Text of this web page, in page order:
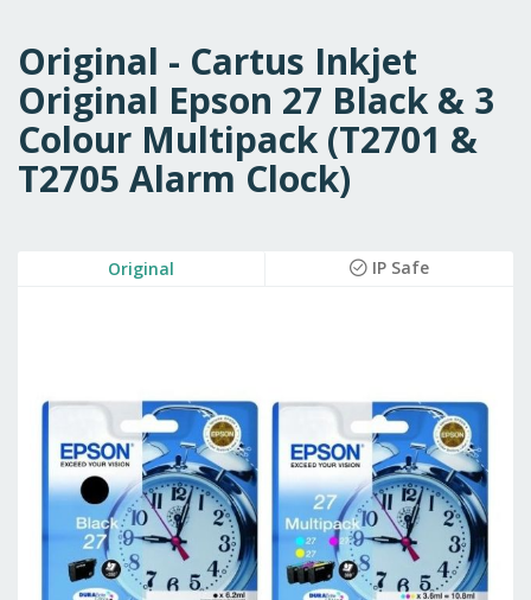
Original - Cartus Inkjet
Original Epson 27 Black & 3
Colour Multipack (T2701 &
T2705 Alarm Clock)
images
Original IP Safe